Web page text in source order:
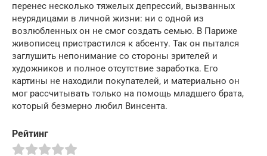
перенес несколько тяжелых депрессий, вызванных
неурядицами в личной жизни: ни с одной из
возлюбленных он не смог создать семью. В Париже
живописец пристрастился к абсенту. Так он пытался
заглушить непонимание со стороны зрителей и
художников и полное отсутствие заработка. Его
картины не находили покупателей, и материально он
мог рассчитывать только на помощь младшего брата,
который безмерно любил Винсента.
Рейтинг